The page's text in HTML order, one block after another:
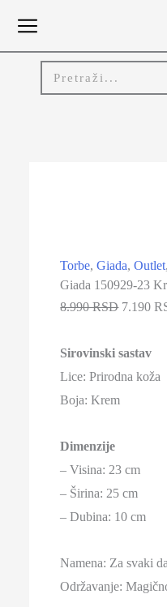
Torbe,Giada,Outlet
Giada 150929-23
8.990 RSD 7.190
Sirovinski sastav
Lice: Prirodna koža
Boja: Krem
Dimenzije
– Visina: 23 cm
– Širina: 25 cm
– Dubina: 10 cm
Namena: Za svaki
Održavanje: